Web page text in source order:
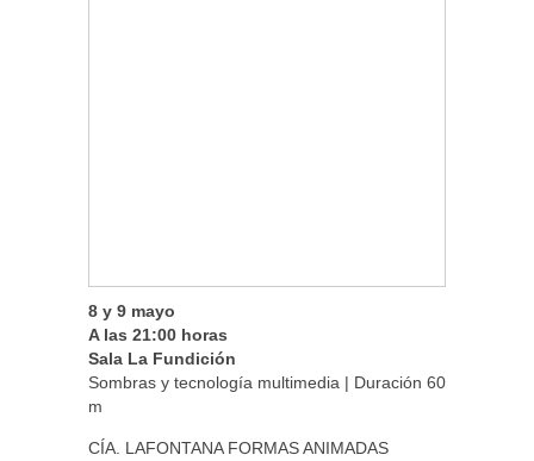
8 y 9 mayo
A las 21:00 horas
Sala La Fundición
Sombras y tecnología multimedia | Duración 60
m
CÍA. LAFONTANA FORMAS ANIMADAS